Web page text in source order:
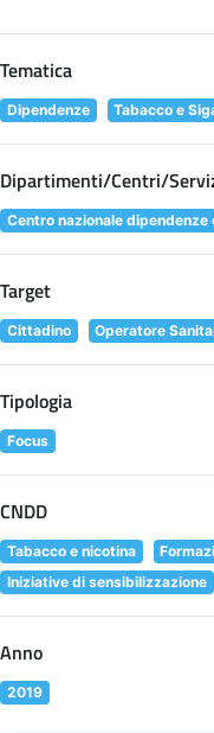
Tematica
Dipendenze Tabacco e
Dipartimenti/Centri/
Centro nazionale dipendenze
Target
Cittadino Operatore
Tipologia
Focus
CNDD
Tabacco e nicotina
Iniziative di sensibilizzazione
Anno
2019